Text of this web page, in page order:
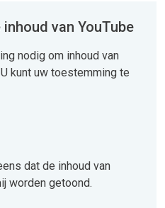
van YouTube
nodig om inhoud van
kunt uw toestemming te
inhoud van YouTube zal aan
dat de inhoud van
worden getoond.